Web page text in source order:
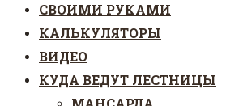
СВОИМИ РУКАМИ
КАЛЬКУЛЯТОРЫ
ВИДЕО
КУДА ВЕДУТ ЛЕСТНИЦЫ